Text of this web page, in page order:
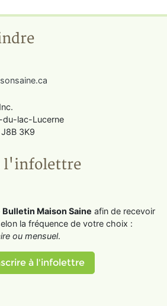
du-lac-Lucerne
3K9
l'infolettre
Bulletin Maison Saine afin de recevoir
la fréquence de votre choix :
ou mensuel.
à l'infolettre